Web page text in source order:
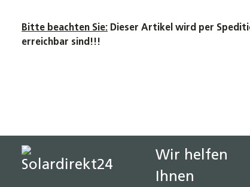
Bitte beachten Sie: Dieser Artikel wird per
erreichbar sind!!!
Wir helfen
Ihnen